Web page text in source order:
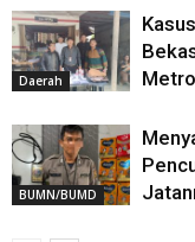
Daerah
BUMN/BUMD